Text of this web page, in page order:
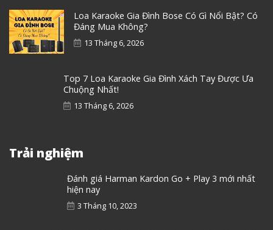
Loa Karaoke Gia Đình Bose Có Gì Nổi Bật? Có
Đáng Mua Không?
13 Tháng 6, 2026
Top 7 Loa Karaoke Gia Đình Xách Tay Được Ưa
Chuộng Nhất!
13 Tháng 6, 2026
Trải nghiệm
Đánh giá Harman Kardon Go + Play 3 mới nhất
hiện nay
3 Tháng 10, 2023